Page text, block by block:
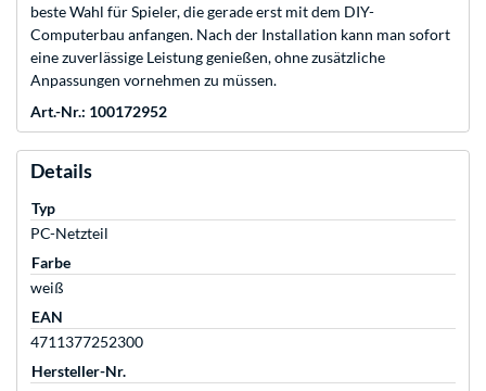
beste Wahl für Spieler, die gerade erst mit dem DIY-
Computerbau anfangen. Nach der Installation kann man sofort
eine zuverlässige Leistung genießen, ohne zusätzliche
Anpassungen vornehmen zu müssen.
Art.-Nr.: 100172952
Details
Typ
PC-Netzteil
Farbe
weiß
EAN
4711377252300
Hersteller-Nr.